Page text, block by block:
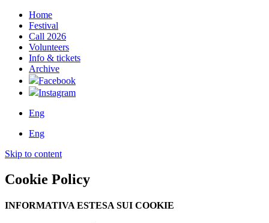
Home
Festival
Call 2026
Volunteers
Info & tickets
Archive
Facebook
Instagram
Eng
Eng
Skip to content
Cookie Policy
INFORMATIVA ESTESA SUI COOKIE